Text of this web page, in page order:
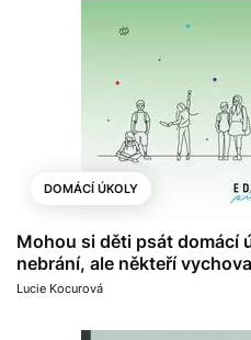
DOMÁCÍ ÚKOLY
Mohou si děti psát domácí
nebrání, ale někteří
Lucie Kocurová